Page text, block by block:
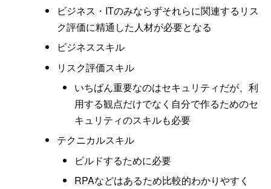
ビジネス・ITのみならずそれらに関連するリス
ク評価に精通した人材が必要となる
ビジネススキル
リスク評価スキル
いちばん重要なのはセキュリティだが、利
用する観点だけでなく自分で作るためのセ
キュリティのスキルも必要
テクニカルスキル
ビルドするために必要
RPAなどはあるため比較的わかりやすく